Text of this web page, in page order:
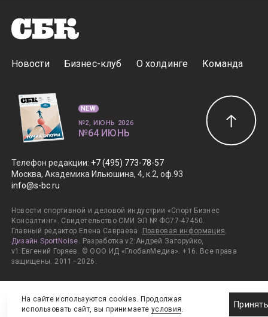
Новости Бизнес-клуб О холдинге Команда
Телефон редакции: +7 (495) 773-78-57
Москва, Академика Ильюшина, 4, к.2, оф.93
info@s-bc.ru
Новости спортивной и деловой индустрии «Спорт Бизнес
Консалтинг». Свидетельство СМИ ЭЛ № ФС77-47450.
Главный редактор Елена Савраева. Правовая информация.
Дизайн SportNoise. Разработка v2:Андрей Загоруйко,
v1:Евгений Горяев. © ООО ИД «ГлобалМедиа». +16. Все права
защищены. 2011–2026.
NEW
№2, ИЮНЬ 2026
№64 ИЮНЬ
На сайте используются cookies. Продолжая
использовать сайт, вы принимаете условия.
Принять